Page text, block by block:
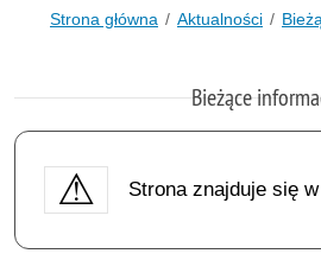
Strona główna Aktualności
Bieżące
Strona znajduje się